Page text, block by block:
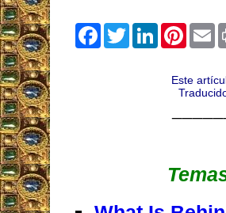
FacebookTwitterLinkedIn
Este